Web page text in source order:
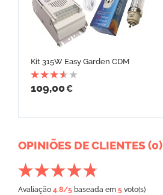
Kit 315W Easy Garden CDM
109,00€
OPINIÕES DE CLIENTES (0)
Avaliação 4.8/5 baseada em 5 voto(s)